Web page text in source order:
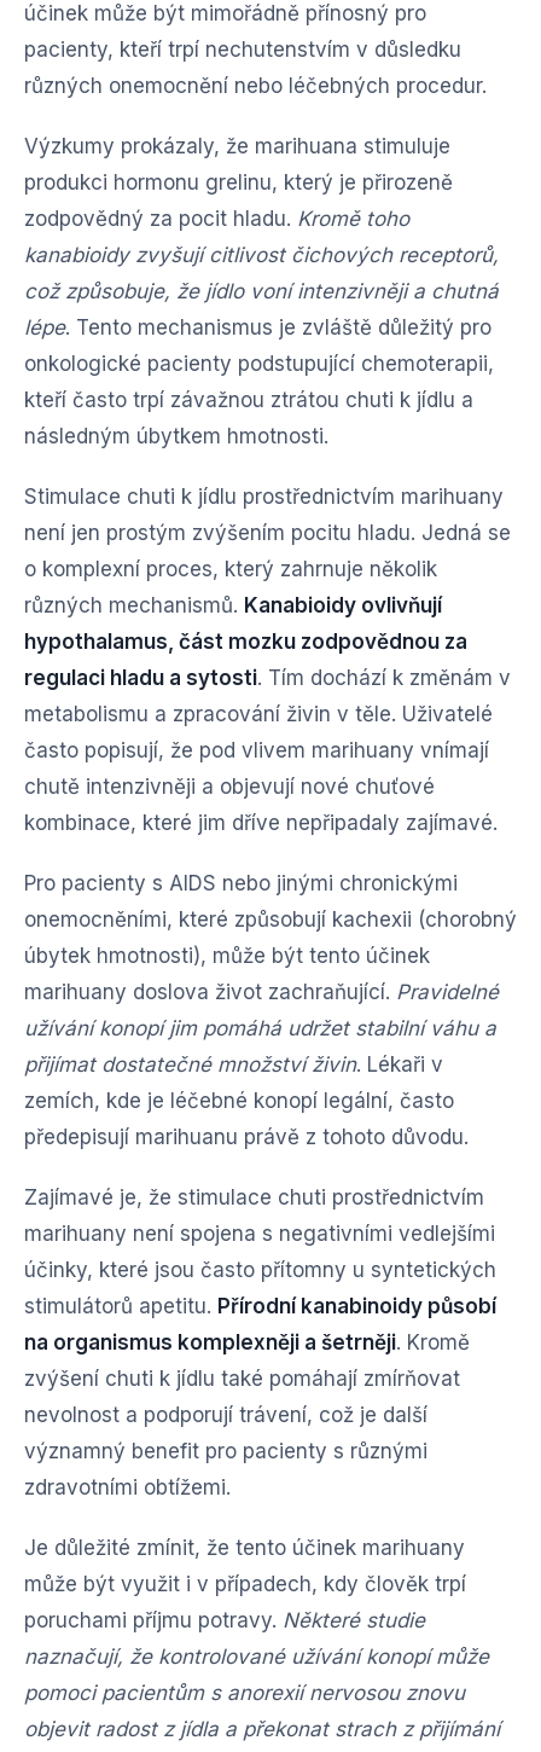
účinek může být mimořádně přínosný pro
pacienty, kteří trpí nechutenstvím v důsledku
různých onemocnění nebo léčebných procedur.
Výzkumy prokázaly, že marihuana stimuluje
produkci hormonu grelinu, který je přirozeně
zodpovědný za pocit hladu. Kromě toho
kanabioidy zvyšují citlivost čichových receptorů,
což způsobuje, že jídlo voní intenzivněji a chutná
lépe. Tento mechanismus je zvláště důležitý pro
onkologické pacienty podstupující chemoterapii,
kteří často trpí závažnou ztrátou chuti k jídlu a
následným úbytkem hmotnosti.
Stimulace chuti k jídlu prostřednictvím marihuany
není jen prostým zvýšením pocitu hladu. Jedná se
o komplexní proces, který zahrnuje několik
různých mechanismů. Kanabioidy ovlivňují
hypothalamus, část mozku zodpovědnou za
regulaci hladu a sytosti. Tím dochází k změnám v
metabolismu a zpracování živin v těle. Uživatelé
často popisují, že pod vlivem marihuany vnímají
chutě intenzivněji a objevují nové chuťové
kombinace, které jim dříve nepřipadaly zajímavé.
Pro pacienty s AIDS nebo jinými chronickými
onemocněními, které způsobují kachexii (chorobný
úbytek hmotnosti), může být tento účinek
marihuany doslova život zachraňující. Pravidelné
užívání konopí jim pomáhá udržet stabilní váhu a
přijímat dostatečné množství živin. Lékaři v
zemích, kde je léčebné konopí legální, často
předepisují marihuanu právě z tohoto důvodu.
Zajímavé je, že stimulace chuti prostřednictvím
marihuany není spojena s negativními vedlejšími
účinky, které jsou často přítomny u syntetických
stimulátorů apetitu. Přírodní kanabinoidy působí
na organismus komplexněji a šetrněji. Kromě
zvýšení chuti k jídlu také pomáhají zmírňovat
nevolnost a podporují trávení, což je další
významný benefit pro pacienty s různými
zdravotními obtížemi.
Je důležité zmínit, že tento účinek marihuany
může být využit i v případech, kdy člověk trpí
poruchami příjmu potravy. Některé studie
naznačují, že kontrolované užívání konopí může
pomoci pacientům s anorexií nervosou znovu
objevit radost z jídla a překonat strach z přijímání